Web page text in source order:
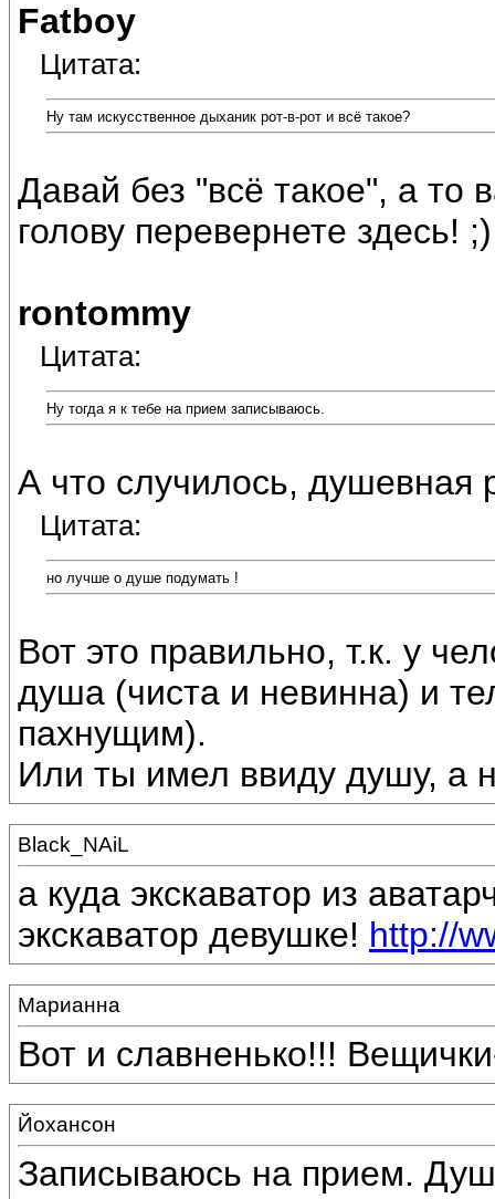
Fatboy
Цитата:
Ну там искусственное дыханик рот-в-рот и всё такое?
Давай без "всё такое", а то
голову перевернете здесь! ;)
rontommy
Цитата:
Ну тогда я к тебе на прием записываюсь.
А что случилось, душевная
Цитата:
но лучше о душе подумать !
Вот это правильно, т.к. у
душа (чиста и невинна) и
пахнущим).
Или ты имел ввиду душу, а
Black_NAiL
а куда экскаватор из
экскаватор девушке! http://
Марианна
Вот и славненько!!!
Йохансон
Записываюсь на прием.